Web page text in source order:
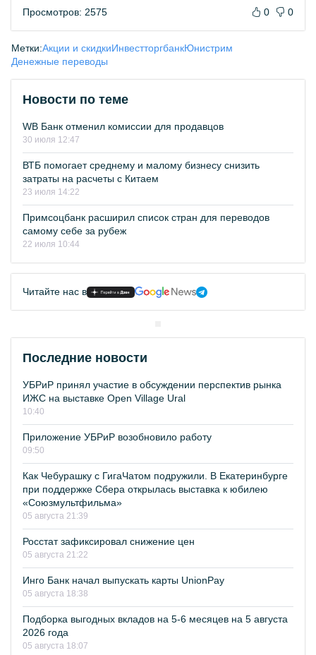
Просмотров: 2575 0 0
Метки:Акции и скидкиИнвестторгбанкЮнистрим
Денежные переводы
Новости по теме
WB Банк отменил комиссии для продавцов
30 июля 12:47
ВТБ помогает среднему и малому бизнесу снизить
затраты на расчеты с Китаем
23 июля 14:22
Примсоцбанк расширил список стран для переводов
самому себе за рубеж
22 июля 10:44
Читайте нас в
Последние новости
УБРиР принял участие в обсуждении перспектив рынка
ИЖС на выставке Open Village Ural
10:40
Приложение УБРиР возобновило работу
09:50
Как Чебурашку с ГигаЧатом подружили. В Екатеринбурге
при поддержке Сбера открылась выставка к юбилею
«Союзмультфильма»
05 августа 21:39
Росстат зафиксировал снижение цен
05 августа 21:22
Инго Банк начал выпускать карты UnionPay
05 августа 18:38
Подборка выгодных вкладов на 5-6 месяцев на 5 августа
2026 года
05 августа 18:07